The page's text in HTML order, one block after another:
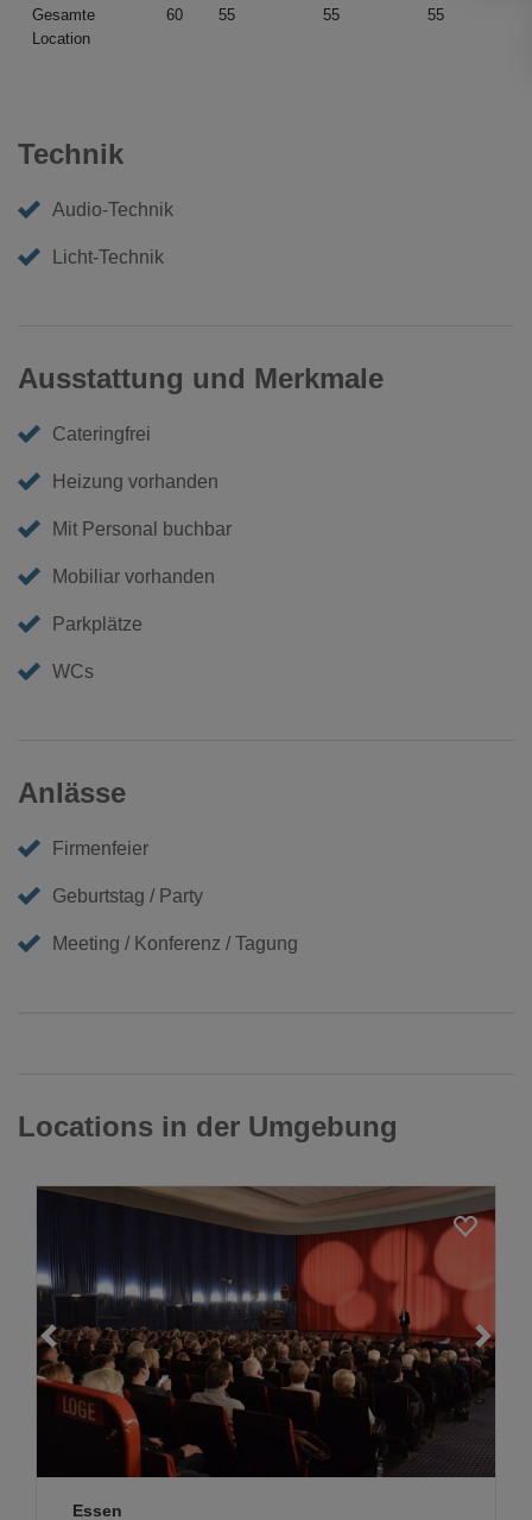
Gesamte
Location
60 55 55 55
Technik
Audio-Technik
Licht-Technik
Ausstattung und Merkmale
Cateringfrei
Heizung vorhanden
Mit Personal buchbar
Mobiliar vorhanden
Parkplätze
WCs
Anlässe
Firmenfeier
Geburtstag / Party
Meeting / Konferenz / Tagung
Locations in der Umgebung
Loading...
Essen